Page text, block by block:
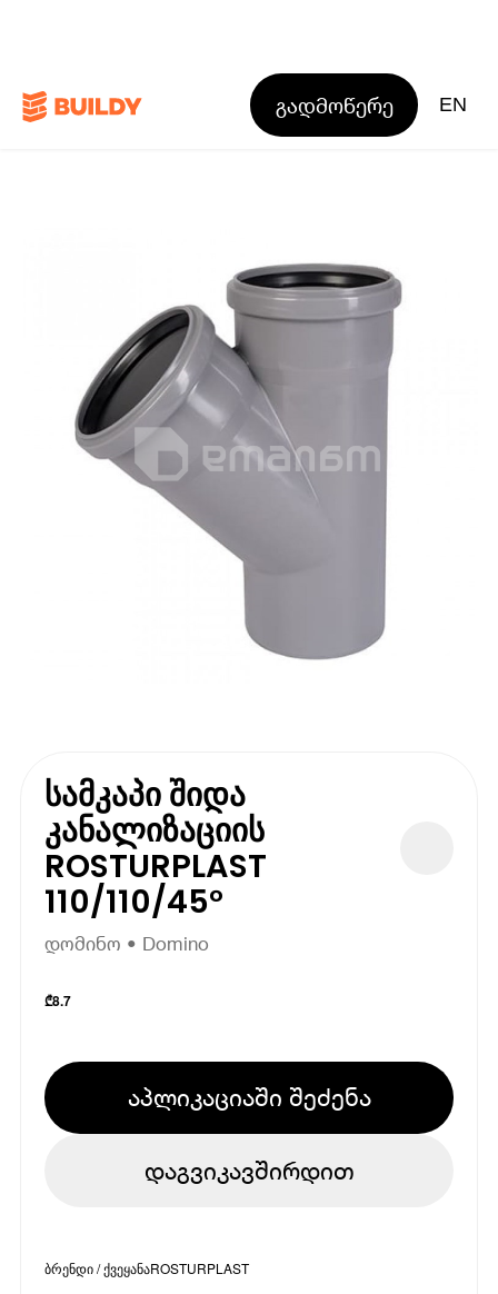
გადმოწერე EN
სამკაპი შიდა
კანალიზაციის
ROSTURPLAST
110/110/45°
დომინო • Domino
₾8.7
აპლიკაციაში შეძენა
დაგვიკავშირდით
ბრენდი / ქვეყანაROSTURPLAST